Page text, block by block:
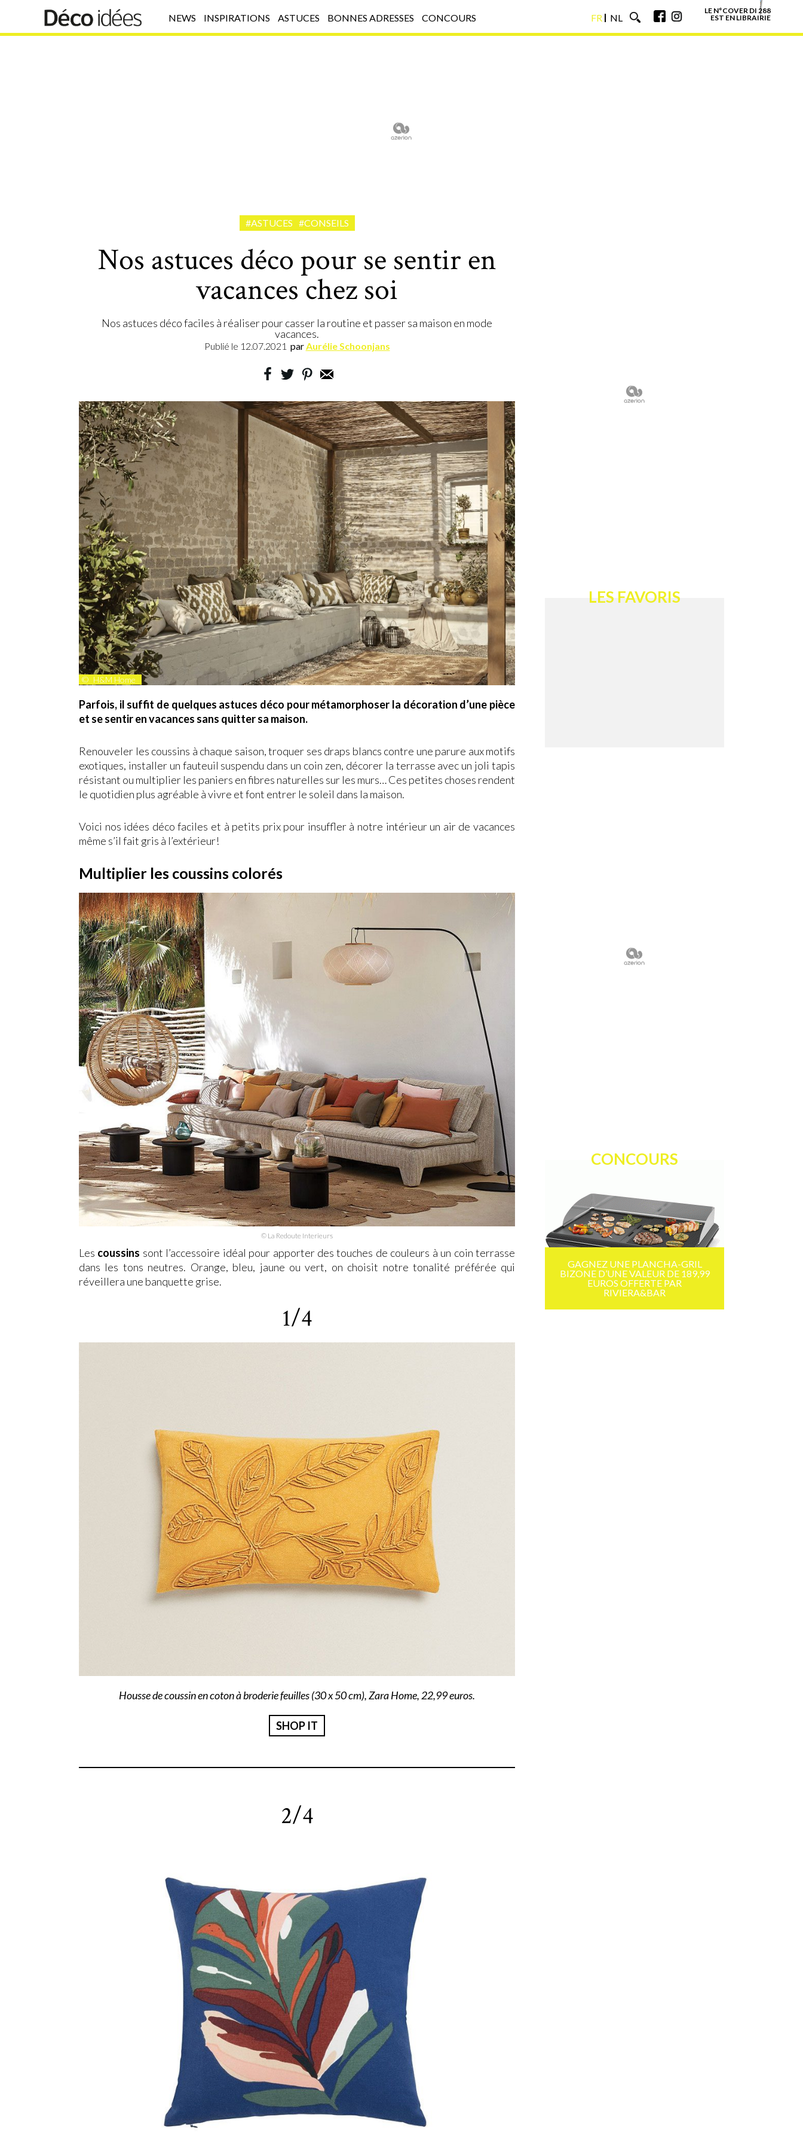
NEWS INSPIRATIONS ASTUCES BONNES ADRESSES CONCOURS
FR
NL
LE N°COVER DI 288
EST EN LIBRAIRIE
#ASTUCES #CONSEILS
Nos astuces déco pour se sentir en
vacances chez soi
Nos astuces déco faciles à réaliser pour casser la routine et passer sa maison en mode
vacances.
Publié le 12.07.2021 parAurélie Schoonjans
© H&M Home
Parfois, il suffit de quelques astuces déco pour métamorphoser la décoration d’une pièce
et se sentir en vacances sans quitter sa maison.
Renouveler les coussins à chaque saison, troquer ses draps blancs contre une parure aux motifs
exotiques, installer un fauteuil suspendu dans un coin zen, décorer la terrasse avec un joli tapis
résistant ou multiplier les paniers en fibres naturelles sur les murs… Ces petites choses rendent
le quotidien plus agréable à vivre et font entrer le soleil dans la maison.
Voici nos idées déco faciles et à petits prix pour insuffler à notre intérieur un air de vacances
même s’il fait gris à l’extérieur!
Multiplier les coussins colorés
© La Redoute Interieurs
Les coussins sont l’accessoire idéal pour apporter des touches de couleurs à un coin terrasse
dans les tons neutres. Orange, bleu, jaune ou vert, on choisit notre tonalité préférée qui
réveillera une banquette grise.
1/4
Housse de coussin en coton à broderie feuilles (30 x 50 cm), Zara Home, 22,99 euros.
SHOP IT
2/4
LES FAVORIS
CONCOURS
GAGNEZ UNE PLANCHA-GRIL
BIZONE D’UNE VALEUR DE 189,99
EUROS OFFERTE PAR
RIVIERA&BAR